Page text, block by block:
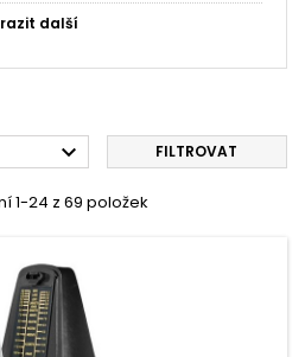
další
 FILTROVAT
1-24 z 69 položek